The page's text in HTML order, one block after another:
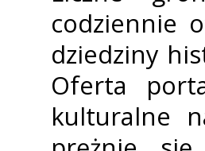
codziennie
dziedziny
Oferta
kulturalne